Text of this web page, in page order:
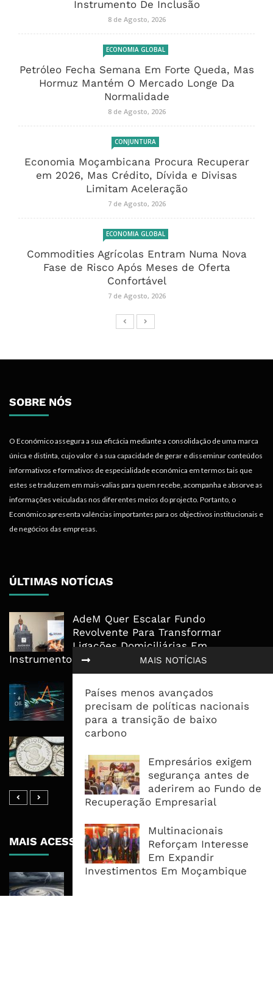
MAIS NOTÍCIAS
Países menos avançados
precisam de políticas nacionais
para a transição de baixo
carbono
Empresários exigem
segurança antes de
aderirem ao Fundo de
Recuperação Empresarial
Multinacionais
Reforçam Interesse
Em Expandir
Investimentos Em Moçambique
Instrumento De Inclusão
8 de Agosto, 2026
ECONOMIA GLOBAL
Petróleo Fecha Semana Em Forte Queda, Mas
Hormuz Mantém O Mercado Longe Da
Normalidade
8 de Agosto, 2026
CONJUNTURA
Economia Moçambicana Procura Recuperar
em 2026, Mas Crédito, Dívida e Divisas
Limitam Aceleração
7 de Agosto, 2026
ECONOMIA GLOBAL
Commodities Agrícolas Entram Numa Nova
Fase de Risco Após Meses de Oferta
Confortável
7 de Agosto, 2026
SOBRE NÓS
O Económico assegura a sua eficácia mediante a consolidação de uma marca
única e distinta, cujo valor é a sua capacidade de gerar e disseminar conteúdos
informativos e formativos de especialidade económica em termos tais que
estes se traduzem em mais-valias para quem recebe, acompanha e absorve as
informações veiculadas nos diferentes meios do projecto. Portanto, o
Económico apresenta valências importantes para os objectivos institucionais e
de negócios das empresas.
ÚLTIMAS NOTÍCIAS
AdeM Quer Escalar Fundo
Revolvente Para Transformar
Ligações Domiciliárias Em
Instrumento De Inclusão
Petróleo Fecha Semana Em Forte
Queda, Mas Hormuz Mantém O
Mercado Longe Da Normalidade
Recuperar em 2026, Mas Crédito,
Dívida e Divisas Limitam Aceleração
MAIS ACESSADOS
Tempestade Tropical GEZANI Poderá